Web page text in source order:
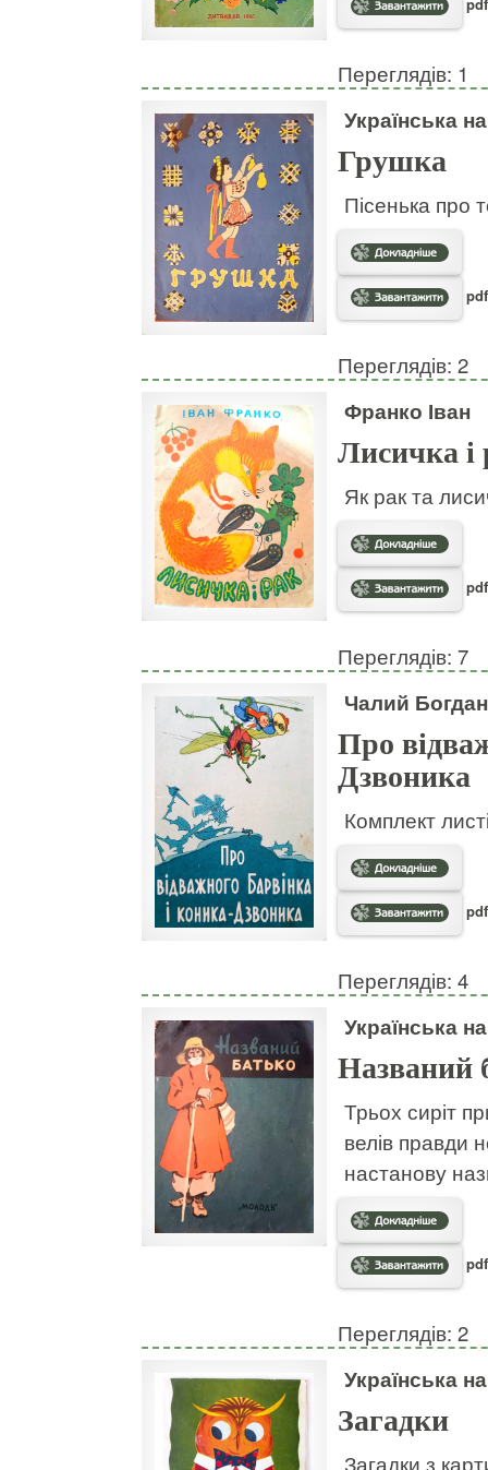
Переглядів: 1
Українська
Грушка
Пісенька про
Переглядів: 2
Франко Іван
Лисичка і
Як рак та
Переглядів: 7
Чалий
Про
Дзвоника
Комплект
Переглядів: 4
Українська
Названий
Трьох сиріт
велів правди
настанову
Переглядів: 2
Українська
Загадки
Загадки з